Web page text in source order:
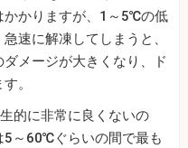
かかりますが、1～5℃の低
速に解凍してしまうと、
メージが大きくなり、ド
。
的に非常に良くないの
5～60℃ぐらいの間で最も